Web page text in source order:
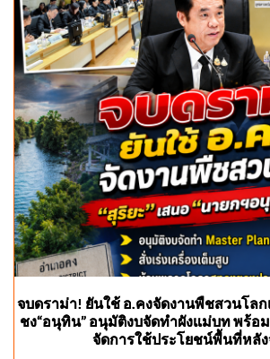
จบดราม่า! ยันใช้ อ.คงจัดงานพืชสวนโลก
ชง“อนุทิน” อนุมัติงบจัดทำผังแม่บท พร้อ
จัดการใช้ประโยชน์พื้นที่หลั